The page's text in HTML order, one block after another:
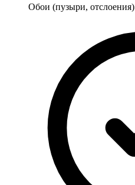
Обои (пузыри, отслоения)